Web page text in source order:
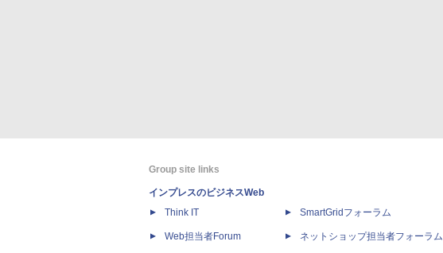
Group site links
インプレスのビジネスWeb
Think IT
Web担当者Forum
SmartGridフォーラム
ネットショップ担当者フォーラム